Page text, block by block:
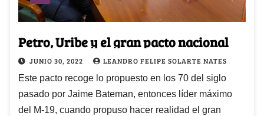
Petro, Uribe y el gran pacto nacional
JUNIO 30, 2022 LEANDRO FELIPE SOLARTE NATES
Este pacto recoge lo propuesto en los 70 del siglo
pasado por Jaime Bateman, entonces líder máximo
del M-19, cuando propuso hacer realidad el gran